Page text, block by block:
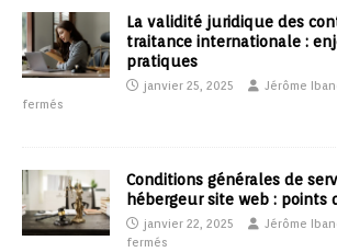
La validité juridique des
traitance internationale :
pratiques
janvier 25, 2025 Jérôme
fermés
Conditions générales de
hébergeur site web : points
janvier 22, 2025 Jérôme
fermés